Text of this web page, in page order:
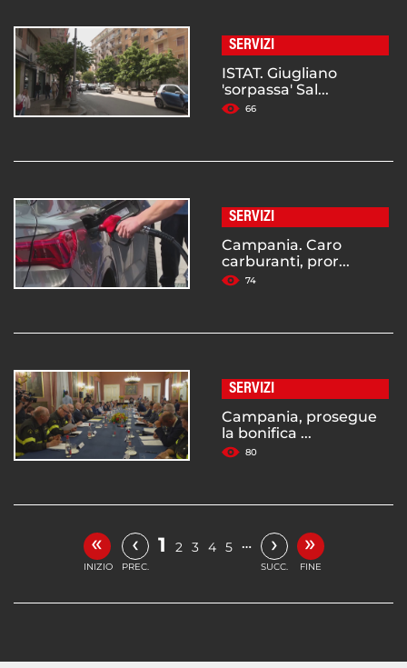
SERVIZI
ISTAT. Giugliano
'sorpassa' Sal...
66
SERVIZI
Campania. Caro
carburanti, pror...
74
SERVIZI
Campania, prosegue
la bonifica ...
80
«
INIZIO
‹
PREC.
1 2 3 4 5 … ›
SUCC.
»
FINE